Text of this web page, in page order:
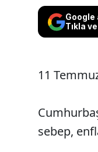
Google
Tıkla
11
sebep,